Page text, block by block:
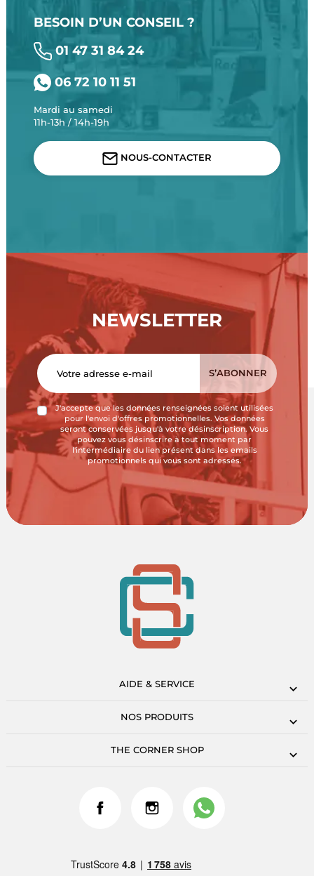
BESOIN D’UN CONSEIL ?
01 47 31 84 24
06 72 10 11 51
Mardi au samedi
11h-13h / 14h-19h
NOUS-CONTACTER
NEWSLETTER
J'accepte que les données renseignées soient utilisées
pour l'envoi d'offres promotionnelles. Vos données
seront conservées jusqu'à votre désinscription. Vous
pouvez vous désinscrire à tout moment par
l'intermédiaire du lien présent dans les emails
promotionnels qui vous sont adressés.
AIDE & SERVICE
NOS PRODUITS
THE CORNER SHOP